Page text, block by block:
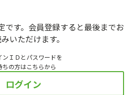
です。会員登録すると最後までお
いただけます。
ンＩＤとパスワードを
ちの方はこちらから
ログイン